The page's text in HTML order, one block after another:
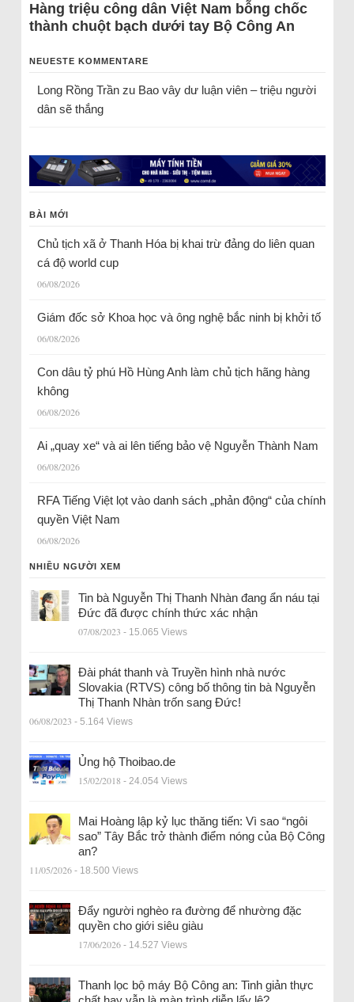
Hàng triệu công dân Việt Nam bỗng chốc
thành chuột bạch dưới tay Bộ Công An
NEUESTE KOMMENTARE
Long Rồng Trầnzu Bao vây dư luận viên – triệu người
dân sẽ thắng
BÀI MỚI
Chủ tịch xã ở Thanh Hóa bị khai trừ đảng do liên quan
cá độ world cup
06/08/2026
Giám đốc sở Khoa học và ông nghệ bắc ninh bị khởi tố
06/08/2026
Con dâu tỷ phú Hồ Hùng Anh làm chủ tịch hãng hàng
không
06/08/2026
Ai „quay xe“ và ai lên tiếng bảo vệ Nguyễn Thành Nam
06/08/2026
RFA Tiếng Việt lọt vào danh sách „phản động“ của chính
quyền Việt Nam
06/08/2026
NHIỀU NGƯỜI XEM
Tin bà Nguyễn Thị Thanh Nhàn đang ẩn náu tại
Đức đã được chính thức xác nhận
07/08/2023 - 15.065 Views
Đài phát thanh và Truyền hình nhà nước
Slovakia (RTVS) công bố thông tin bà Nguyễn
Thị Thanh Nhàn trốn sang Đức!
06/08/2023 - 5.164 Views
Ủng hộ Thoibao.de
15/02/2018 - 24.054 Views
Mai Hoàng lập kỷ lục thăng tiến: Vì sao “ngôi
sao” Tây Bắc trở thành điểm nóng của Bộ Công
an?
11/05/2026 - 18.500 Views
Đẩy người nghèo ra đường để nhường đặc
quyền cho giới siêu giàu
17/06/2026 - 14.527 Views
Thanh lọc bộ máy Bộ Công an: Tinh giản thực